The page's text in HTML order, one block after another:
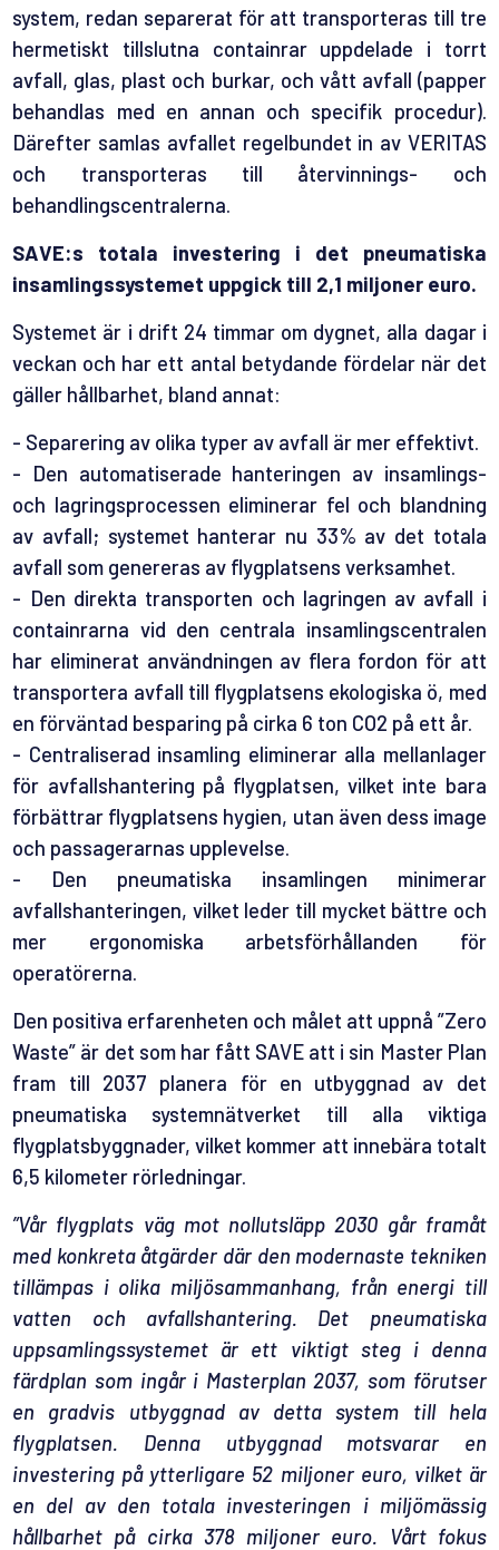
system, redan separerat för att transporteras till tre
hermetiskt tillslutna containrar uppdelade i torrt
avfall, glas, plast och burkar, och vått avfall (papper
behandlas med en annan och specifik procedur).
Därefter samlas avfallet regelbundet in av VERITAS
och transporteras till återvinnings- och
behandlingscentralerna.
SAVE:s totala investering i det pneumatiska
insamlingssystemet uppgick till 2,1 miljoner euro.
Systemet är i drift 24 timmar om dygnet, alla dagar i
veckan och har ett antal betydande fördelar när det
gäller hållbarhet, bland annat:
- Separering av olika typer av avfall är mer effektivt.
- Den automatiserade hanteringen av insamlings-
och lagringsprocessen eliminerar fel och blandning
av avfall; systemet hanterar nu 33% av det totala
avfall som genereras av flygplatsens verksamhet.
- Den direkta transporten och lagringen av avfall i
containrarna vid den centrala insamlingscentralen
har eliminerat användningen av flera fordon för att
transportera avfall till flygplatsens ekologiska ö, med
en förväntad besparing på cirka 6 ton CO2 på ett år.
- Centraliserad insamling eliminerar alla mellanlager
för avfallshantering på flygplatsen, vilket inte bara
förbättrar flygplatsens hygien, utan även dess image
och passagerarnas upplevelse.
- Den pneumatiska insamlingen minimerar
avfallshanteringen, vilket leder till mycket bättre och
mer ergonomiska arbetsförhållanden för
operatörerna.
Den positiva erfarenheten och målet att uppnå ”Zero
Waste” är det som har fått SAVE att i sin Master Plan
fram till 2037 planera för en utbyggnad av det
pneumatiska systemnätverket till alla viktiga
flygplatsbyggnader, vilket kommer att innebära totalt
6,5 kilometer rörledningar.
”Vår flygplats väg mot nollutsläpp 2030 går framåt
med konkreta åtgärder där den modernaste tekniken
tillämpas i olika miljösammanhang, från energi till
vatten och avfallshantering. Det pneumatiska
uppsamlingssystemet är ett viktigt steg i denna
färdplan som ingår i Masterplan 2037, som förutser
en gradvis utbyggnad av detta system till hela
flygplatsen. Denna utbyggnad motsvarar en
investering på ytterligare 52 miljoner euro, vilket är
en del av den totala investeringen i miljömässig
hållbarhet på cirka 378 miljoner euro. Vårt fokus